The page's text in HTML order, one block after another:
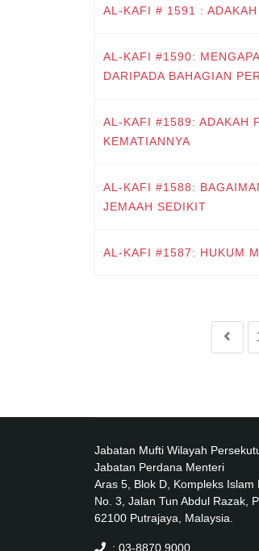
AL-KAFI # 1591 :
AL-KAFI #1590:
DARIPADA BAHAGIAN
AL-KAFI #1589: ADAKAH
KEMATIANNYA
AL-KAFI #1588:
JEMAAH SEDIKIT
AL-KAFI #1587: HUKUM
Jabatan Mufti Wilayah
Jabatan Perdana Menteri
Aras 5, Blok D, Kompleks Islam
No. 3, Jalan Tun Abdul Razak,
62100 Putrajaya, Malaysia.
: 03-8870 9000